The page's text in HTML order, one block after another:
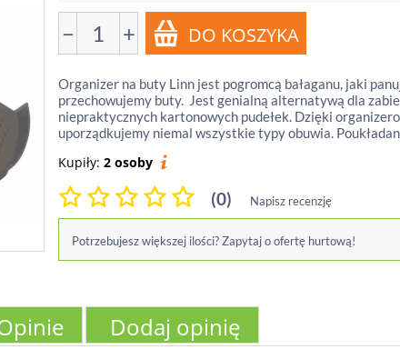
− +
Organizer na buty Linn jest pogromcą bałaganu, jaki
przechowujemy buty. Jest genialną alternatywą dla
niepraktycznych kartonowych pudełek. Dzięki
uporządkujemy niemal wszystkie typy obuwia.
Kupiły: 2 osoby
(0) Napisz recenzję
Potrzebujesz większej ilości? Zapytaj o ofertę hurtową!
Dodaj opinię